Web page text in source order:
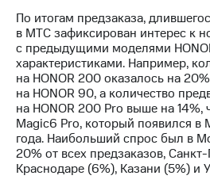
Достижения
Интервью
Финансовая
отчетность
Контакты
Новости
в
По итогам предзаказа,
в МТС зафиксирован интерес к
с предыдущими моделями
характеристиками. Например,
на HONOR 200 оказалось на
на HONOR 90, а количество
на HONOR 200 Pro выше на 14%,
Magic6 Pro, который появился в
года. Наибольший спрос был в
20% от всех предзаказов,
Краснодаре (6%), Казани (5%) и